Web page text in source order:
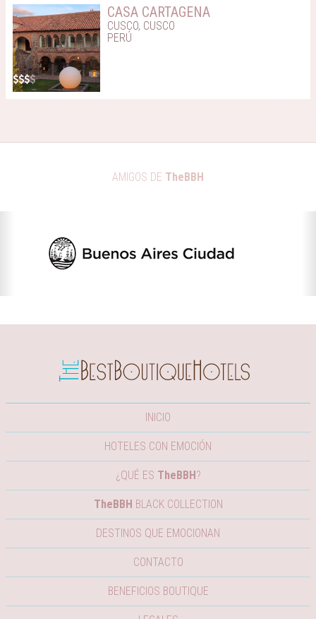
CASA CARTAGENA
CUSCO, CUSCO
PERÚ
AMIGOS DE TheBBH
INICIO
HOTELES CON EMOCIÓN
¿QUÉ ES TheBBH ?
TheBBH BLACK COLLECTION
DESTINOS QUE EMOCIONAN
CONTACTO
BENEFICIOS BOUTIQUE